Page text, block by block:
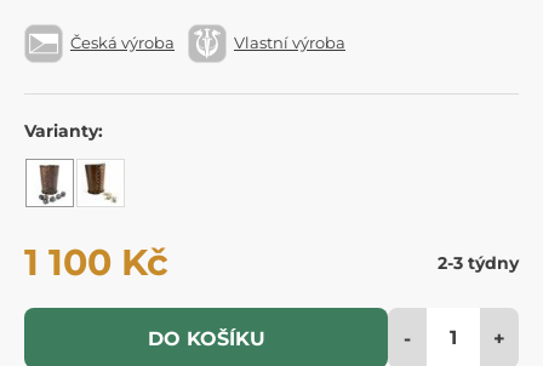
Česká výroba Vlastní výroba
Varianty:
1 100 Kč 2-3 týdny
DO KOŠÍKU - +